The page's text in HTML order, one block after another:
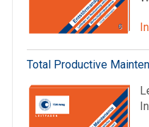
Total Productive